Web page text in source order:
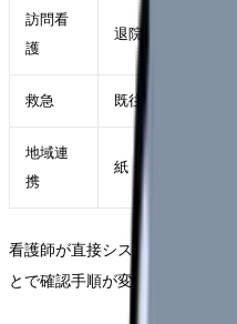
訪問看
護
退院後の情報連携
救急 既往歴や処方情報
地域連
携
紙・FAX中心の連
看護師が直接システムを操作し
とで確認手順が変わる可能性が